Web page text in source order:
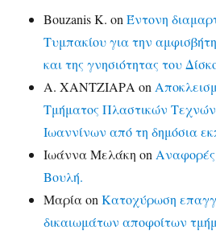
Bouzanis K. onΈντονη
Τυμπακίου για την
και της γνησιότητας του
Α. ΧΑΝΤΖΙΑΡΑ on
Τμήματος Πλαστικών
Ιωαννίνων από τη δημόσια
Ιωάννα Μελάκη on
Βουλή.
ΜαρίαonΚατοχύρωση
δικαιωμάτων αποφοίτων